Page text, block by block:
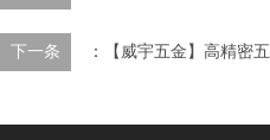
下一条 ： 【威宇五金】高精密